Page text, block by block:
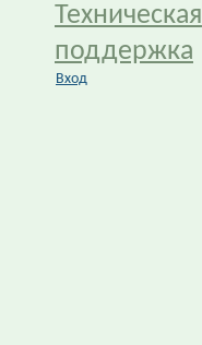
Техническая
поддержка
Вход